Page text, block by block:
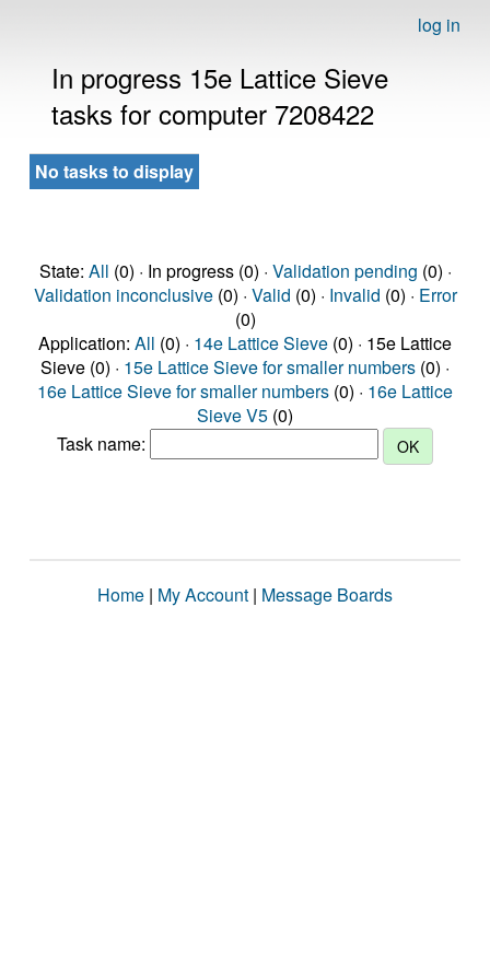
log in
In progress 15e Lattice Sieve
tasks for computer 7208422
No tasks to display
State: All (0) · In progress (0) · Validation pending (0) ·
Validation inconclusive(0) · Valid (0) · Invalid (0) · Error
(0)
Application: All (0) · 14e Lattice Sieve (0) · 15e Lattice
Sieve (0) · 15e Lattice Sieve for smaller numbers (0) ·
16e Lattice Sieve for smaller numbers (0) · 16e Lattice
Sieve V5 (0)
Task name:
Home | My Account | Message Boards